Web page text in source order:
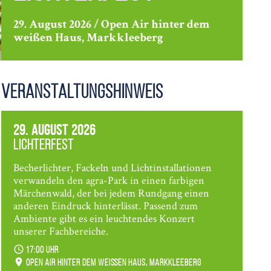
29. August 2026 / Open Air hinter dem
weißen Haus, Markkleeberg
Veranstaltungshinweis
29. August 2026
Lichterfest
Becherlichter, Fackeln und Lichtinstallationen
verwandeln den agra-Park in einen farbigen
Märchenwald, der bei jedem Rundgang einen
anderen Eindruck hinterlässt. Passend zum
Ambiente gibt es ein leuchtendes Konzert
unserer Fachbereiche.
17:00 Uhr
Open Air hinter dem weißen Haus, Markkleeberg